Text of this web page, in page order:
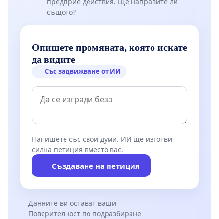
същото?
Опишете промяната, която искате
да видите
Със задвижване от ИИ
Напишете със свои думи. ИИ ще изготви
силна петиция вместо вас.
Създаване на петиция
Данните ви остават ваши
Поверителност по подразбиране